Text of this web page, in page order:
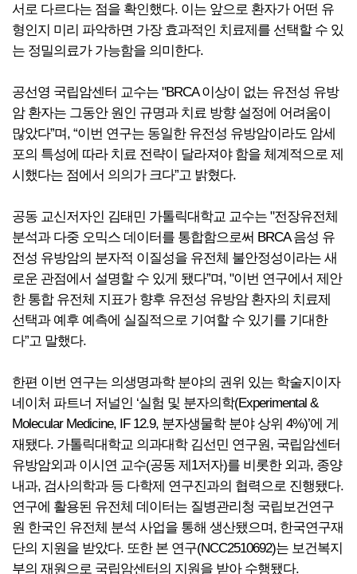
서로 다르다는 점을 확인했다. 이는 앞으로 환자가 어떤 유
형인지 미리 파악하면 가장 효과적인 치료제를 선택할 수 있
는 정밀의료가 가능함을 의미한다.
공선영 국립암센터 교수는 "BRCA 이상이 없는 유전성 유방
암 환자는 그동안 원인 규명과 치료 방향 설정에 어려움이
많았다”며, “이번 연구는 동일한 유전성 유방암이라도 암세
포의 특성에 따라 치료 전략이 달라져야 함을 체계적으로 제
시했다는 점에서 의의가 크다”고 밝혔다.
공동 교신저자인 김태민 가톨릭대학교 교수는 "전장유전체
분석과 다중 오믹스 데이터를 통합함으로써 BRCA 음성 유
전성 유방암의 분자적 이질성을 유전체 불안정성이라는 새
로운 관점에서 설명할 수 있게 됐다”며, "이번 연구에서 제안
한 통합 유전체 지표가 향후 유전성 유방암 환자의 치료제
선택과 예후 예측에 실질적으로 기여할 수 있기를 기대한
다”고 말했다.
한편 이번 연구는 의생명과학 분야의 권위 있는 학술지이자
네이처 파트너 저널인 ‘실험 및 분자의학(Experimental &
Molecular Medicine, IF 12.9, 분자생물학 분야 상위 4%)’에 게
재됐다. 가톨릭대학교 의과대학 김선민 연구원, 국립암센터
유방암외과 이시연 교수(공동 제1저자)를 비롯한 외과, 종양
내과, 검사의학과 등 다학제 연구진과의 협력으로 진행됐다.
연구에 활용된 유전체 데이터는 질병관리청 국립보건연구
원 한국인 유전체 분석 사업을 통해 생산됐으며, 한국연구재
단의 지원을 받았다. 또한 본 연구(NCC2510692)는 보건복지
부의 재원으로 국립암센터의 지원을 받아 수행됐다.